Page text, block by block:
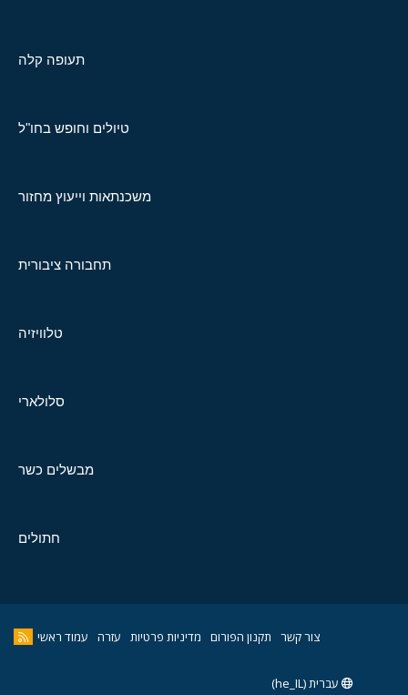
תעופה קלה
טיולים וחופש בחו"ל
משכנתאות וייעוץ מחזור
תחבורה ציבורית
טלוויזיה
סלולארי
מבשלים כשר
חתולים
צור קשר תקנון הפורום מדיניות פרטיות עזרה עמוד ראשי
עברית (he_IL)